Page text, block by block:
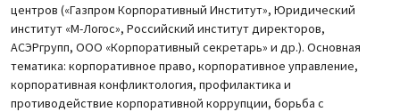
центров («Газпром Корпоративный Институт», Юридический
институт «М-Логос», Российский институт директоров,
АСЭРгрупп, ООО «Корпоративный секретарь» и др.). Основная
тематика: корпоративное право, корпоративное управление,
корпоративная конфликтология, профилактика и
противодействие корпоративной коррупции, борьба с